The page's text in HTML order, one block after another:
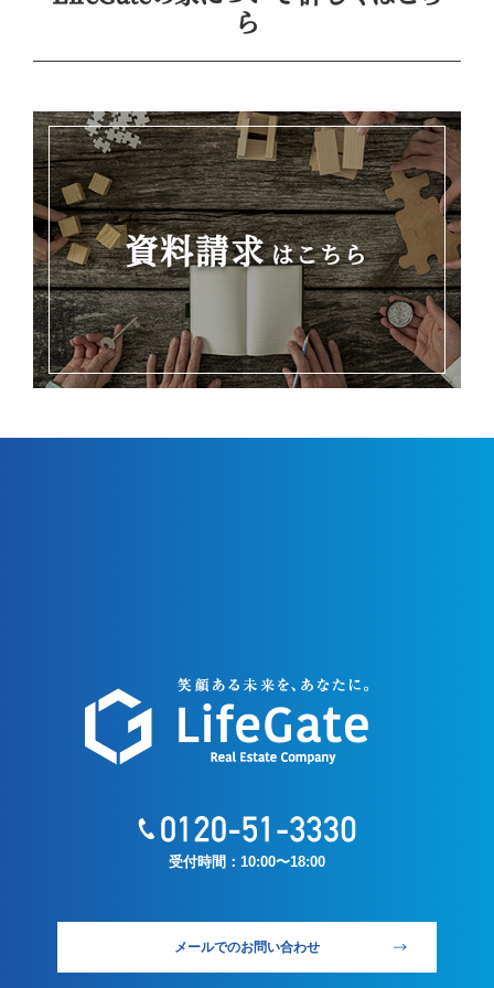
ら
資料請求はこちら
メールでのお問い合わせ
受付時間：10:00〜18:00